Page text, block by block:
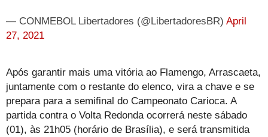
— CONMEBOL Libertadores (@LibertadoresBR) April
27, 2021
Após garantir mais uma vitória ao Flamengo, Arrascaeta,
juntamente com o restante do elenco, vira a chave e se
prepara para a semifinal do Campeonato Carioca. A
partida contra o Volta Redonda ocorrerá neste sábado
(01), às 21h05 (horário de Brasília), e será transmitida